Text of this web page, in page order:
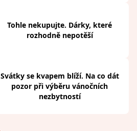
Tohle nekupujte. Dárky, které
rozhodně nepotěší
Svátky se kvapem blíží. Na co dát
pozor při výběru vánočních
nezbytností